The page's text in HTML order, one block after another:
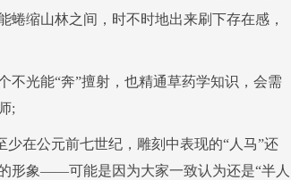
缩山林之间，时不时地出来刷下存在感，
不光能“奔”擅射，也精通草药学知识，会需
;
在公元前七世纪，雕刻中表现的“人马”还
形象——可能是因为大家一致认为还是“半人